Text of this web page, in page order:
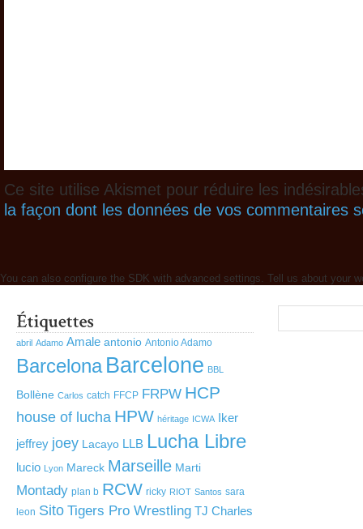
Ce site utilise Akismet pour réduire les
la façon dont les données de vos commentaires
You can also configure the SDK with advanced settings. Tell us about your
abril Adamo Amale antonio Antonio Adamo
Barcelona Barcelone BBL
Bollène Carlos catch FFCP FRPW HCP
house of lucha HPW héritage ICWA Iker
jeffrey joey Lacayo LLB Lucha Libre
lucio Lyon Mareck Marseille Marti
Montady plan b RCW ricky RIOT Santos sara
leon Sito Tigers Pro Wrestling TJ Charles